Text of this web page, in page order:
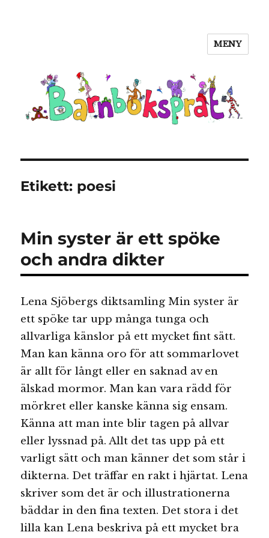
MENY
Etikett: poesi
Min syster är ett spöke
och andra dikter
Lena Sjöbergs diktsamling Min syster är
ett spöke tar upp många tunga och
allvarliga känslor på ett mycket fint sätt.
Man kan känna oro för att sommarlovet
är allt för långt eller en saknad av en
älskad mormor. Man kan vara rädd för
mörkret eller kanske känna sig ensam.
Känna att man inte blir tagen på allvar
eller lyssnad på. Allt det tas upp på ett
varligt sätt och man känner det som står i
dikterna. Det träffar en rakt i hjärtat. Lena
skriver som det är och illustrationerna
bäddar in den fina texten. Det stora i det
lilla kan Lena beskriva på ett mycket bra